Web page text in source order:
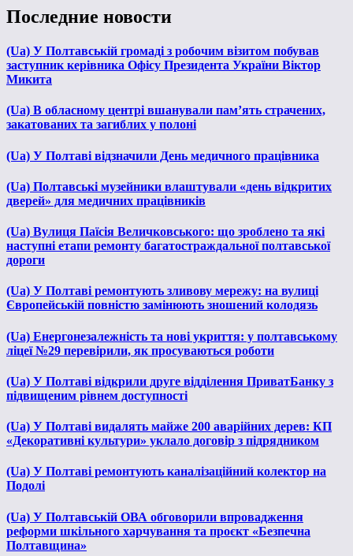
Последние новости
(Ua) У Полтавській громаді з робочим візитом побував
заступник керівника Офісу Президента України Віктор
Микита
(Ua) В обласному центрі вшанували пам’ять страчених,
закатованих та загиблих у полоні
(Ua) У Полтаві відзначили День медичного працівника
(Ua) Полтавські музейники влаштували «день відкритих
дверей» для медичних працівників
(Ua) Вулиця Паїсія Величковського: що зроблено та які
наступні етапи ремонту багатостраждальної полтавської
дороги
(Ua) У Полтаві ремонтують зливову мережу: на вулиці
Європейській повністю замінюють зношений колодязь
(Ua) Енергонезалежність та нові укриття: у полтавському
ліцеї №29 перевірили, як просуваються роботи
(Ua) У Полтаві відкрили друге відділення ПриватБанку з
підвищеним рівнем доступності
(Ua) У Полтаві видалять майже 200 аварійних дерев: КП
«Декоративні культури» уклало договір з підрядником
(Ua) У Полтаві ремонтують каналізаційний колектор на
Подолі
(Ua) У Полтавській ОВА обговорили впровадження
реформи шкільного харчування та проєкт «Безпечна
Полтавщина»